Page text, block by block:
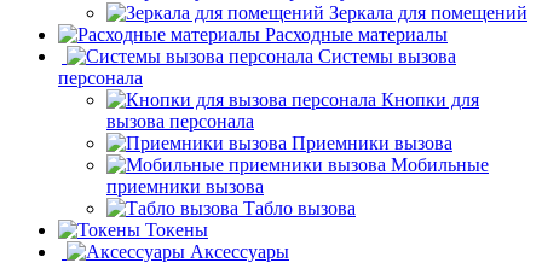
Зеркала для помещений
Расходные материалы
Системы вызова
персонала
Кнопки для
вызова персонала
Приемники вызова
Мобильные
приемники вызова
Табло вызова
Токены
Аксессуары